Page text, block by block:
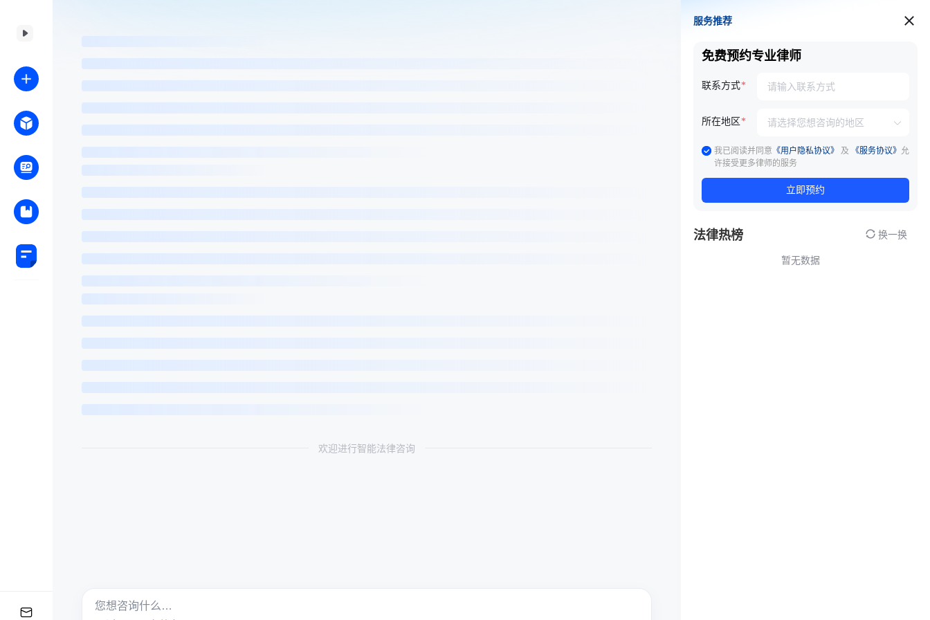
欢迎进行智能法律咨询
服务推荐
服务推荐
免费预约专业律师
联系方式
所在地区
我已阅读并同意 《用户隐私协议》 及 《服务协议》 允
许接受更多律师的服务
立即预约
法律热榜 换一换
暂无数据